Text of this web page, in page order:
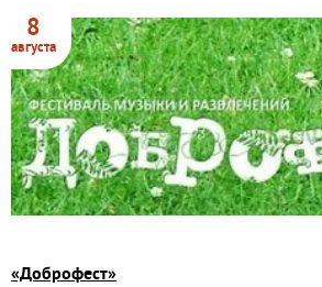
8
августа
«Доброфест»